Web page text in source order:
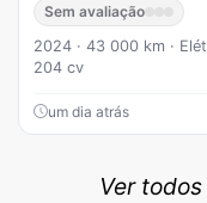
Sem avaliação
2024 · 43 000 km ·
204 cv
um dia atrás
Ver